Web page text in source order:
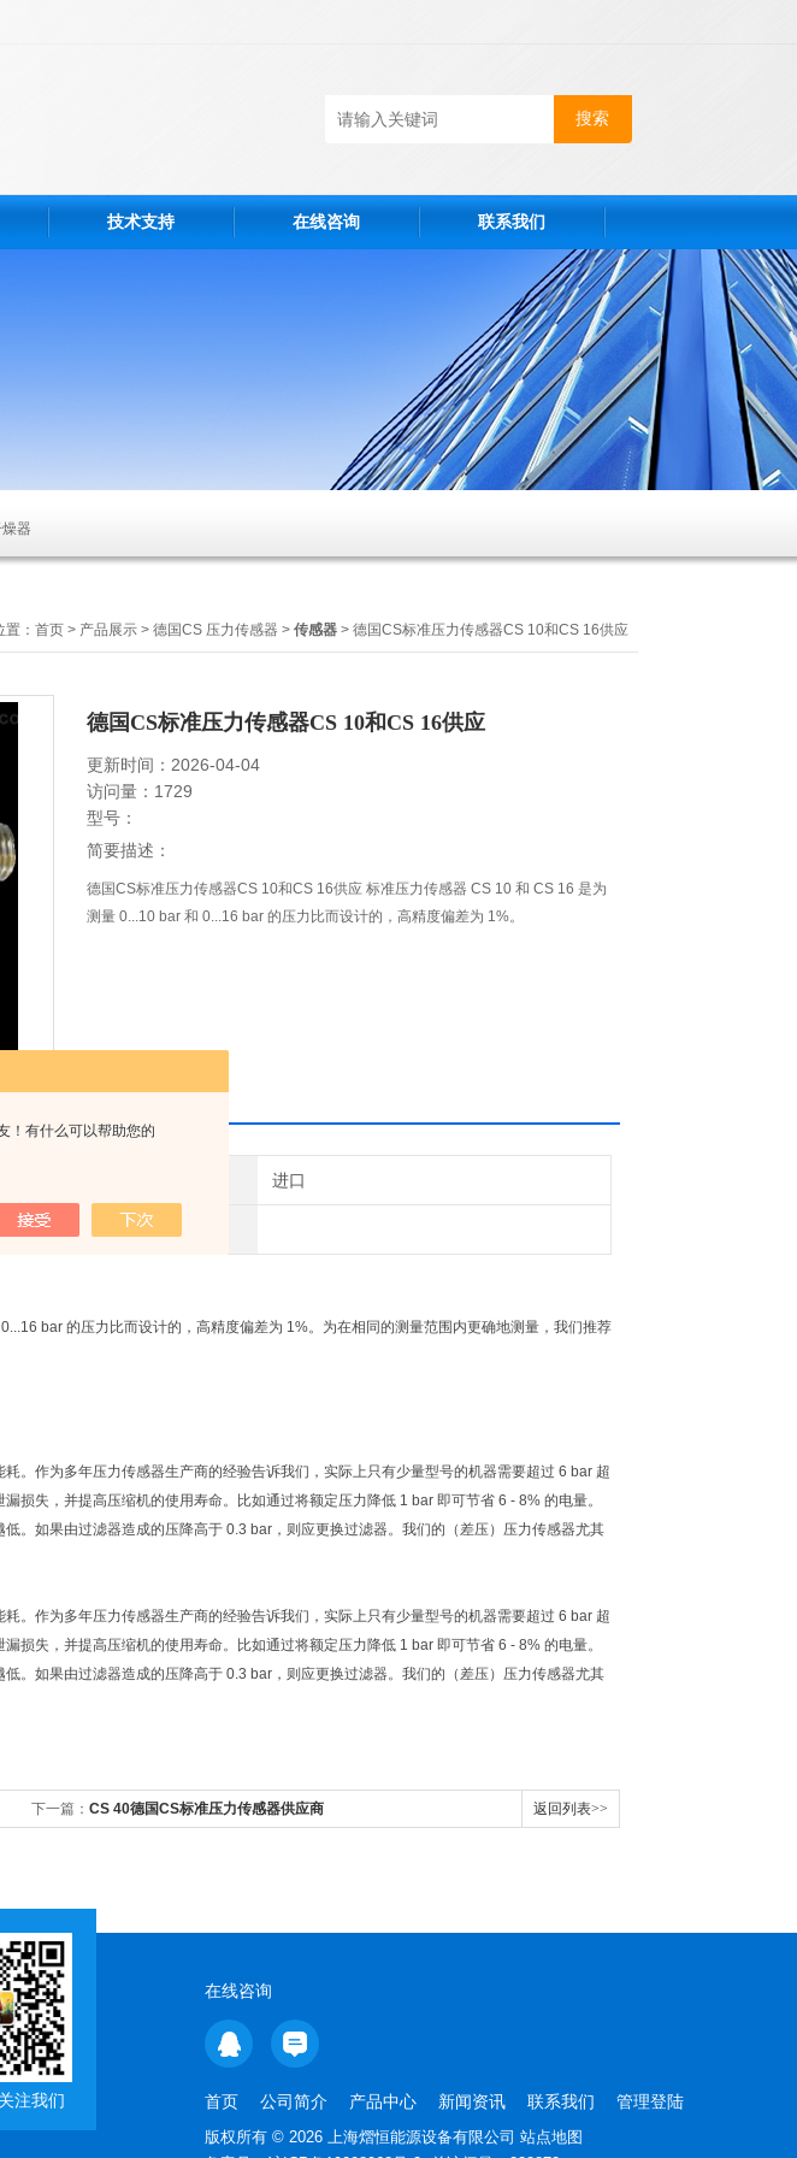
！有什么可以帮助您的
技术支持 在线咨询 联系我们
器
： 首页 > 产品展示 > 德国CS 压力传感器 > 传感器 > 德国CS标准压力传感器CS 10和CS 16供应
德国CS标准压力传感器CS 10和CS 16供应
更新时间：2026-04-04
访问量：1729
型号：
简要描述：
德国CS标准压力传感器CS 10和CS 16供应 标准压力传感器 CS 10 和 CS 16 是为
测量 0...10 bar 和 0...16 bar 的压力比而设计的，高精度偏差为 1%。
进口
bar 的压力比而设计的，高精度偏差为 1%。为在相同的测量范围内更确地测量，我们推荐
。作为多年压力传感器生产商的经验告诉我们，实际上只有少量型号的机器需要超过 6 bar 超
损失，并提高压缩机的使用寿命。比如通过将额定压力降低 1 bar 即可节省 6 - 8% 的电量。
。如果由过滤器造成的压降高于 0.3 bar，则应更换过滤器。我们的（差压）压力传感器尤其
。作为多年压力传感器生产商的经验告诉我们，实际上只有少量型号的机器需要超过 6 bar 超
损失，并提高压缩机的使用寿命。比如通过将额定压力降低 1 bar 即可节省 6 - 8% 的电量。
。如果由过滤器造成的压降高于 0.3 bar，则应更换过滤器。我们的（差压）压力传感器尤其
下一篇： CS 40德国CS标准压力传感器供应商 返回列表>>
注我们
在线咨询
首页 公司简介 产品中心 新闻资讯 联系我们 管理登陆
版权所有 © 2026 上海熠恒能源设备有限公司 站点地图